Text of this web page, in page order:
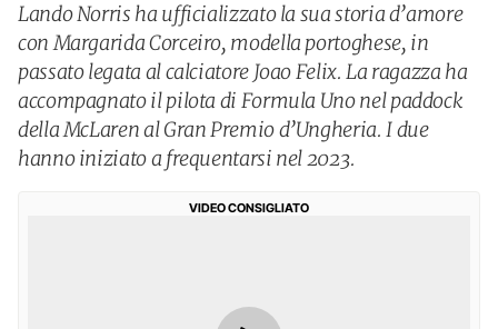
Lando Norris ha ufficializzato la sua storia d’amore
con Margarida Corceiro, modella portoghese, in
passato legata al calciatore Joao Felix. La ragazza ha
accompagnato il pilota di Formula Uno nel paddock
della McLaren al Gran Premio d’Ungheria. I due
hanno iniziato a frequentarsi nel 2023.
VIDEO CONSIGLIATO